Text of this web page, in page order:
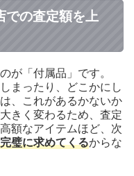
での査定額を上
が「付属品」です。
まったり、どこかにし
、これがあるかないか
きく変わるため、査定
額なアイテムほど、次
璧に求めてくるからな